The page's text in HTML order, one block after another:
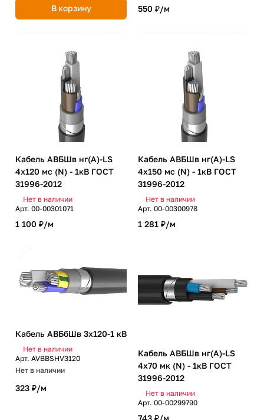
В корзину
550 ₽/м
Кабель АВБШв нг(А)-LS
4х120 мc (N) - 1кВ ГОСТ
31996-2012
Нет в наличии
Арт. 00-00301071
1 100 ₽/м
Кабель АВБШв нг(А)-LS
4х150 мc (N) - 1кВ ГОСТ
31996-2012
Нет в наличии
Арт. 00-00300978
1 281 ₽/м
Кабель АВБбШв 3х120-1 кВ
Нет в наличии
Арт. AVBBSHV3120
Нет в наличии
323 ₽/м
Кабель АВБШв нг(А)-LS
4х70 мк (N) - 1кВ ГОСТ
31996-2012
Нет в наличии
Арт. 00-00299790
743 ₽/м